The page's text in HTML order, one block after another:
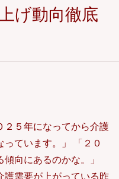
げ動向徹底
２５年になってから介護
ています。」 「２０
向にあるのかな。」
護需要が上がっている昨